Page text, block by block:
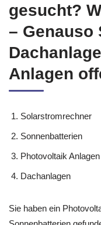
gesucht?
– Genauso
Anlagen
Solarstromrechner
Sonnenbatterien
Photovoltaik Anlagen
Dachanlagen
Sie haben ein